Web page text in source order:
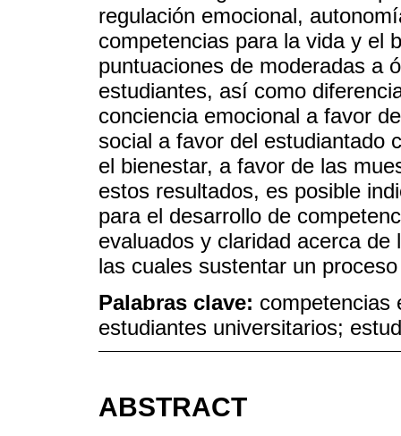
regulación emocional,
competencias para la vida y el
puntuaciones de moderadas a
estudiantes, así como
conciencia emocional a favor
social a favor del estudiantado
el bienestar, a favor de las
estos resultados, es posible
para el desarrollo de
evaluados y claridad acerca
las cuales sustentar un
Palabras clave: competencias
estudiantes universitarios;
ABSTRACT